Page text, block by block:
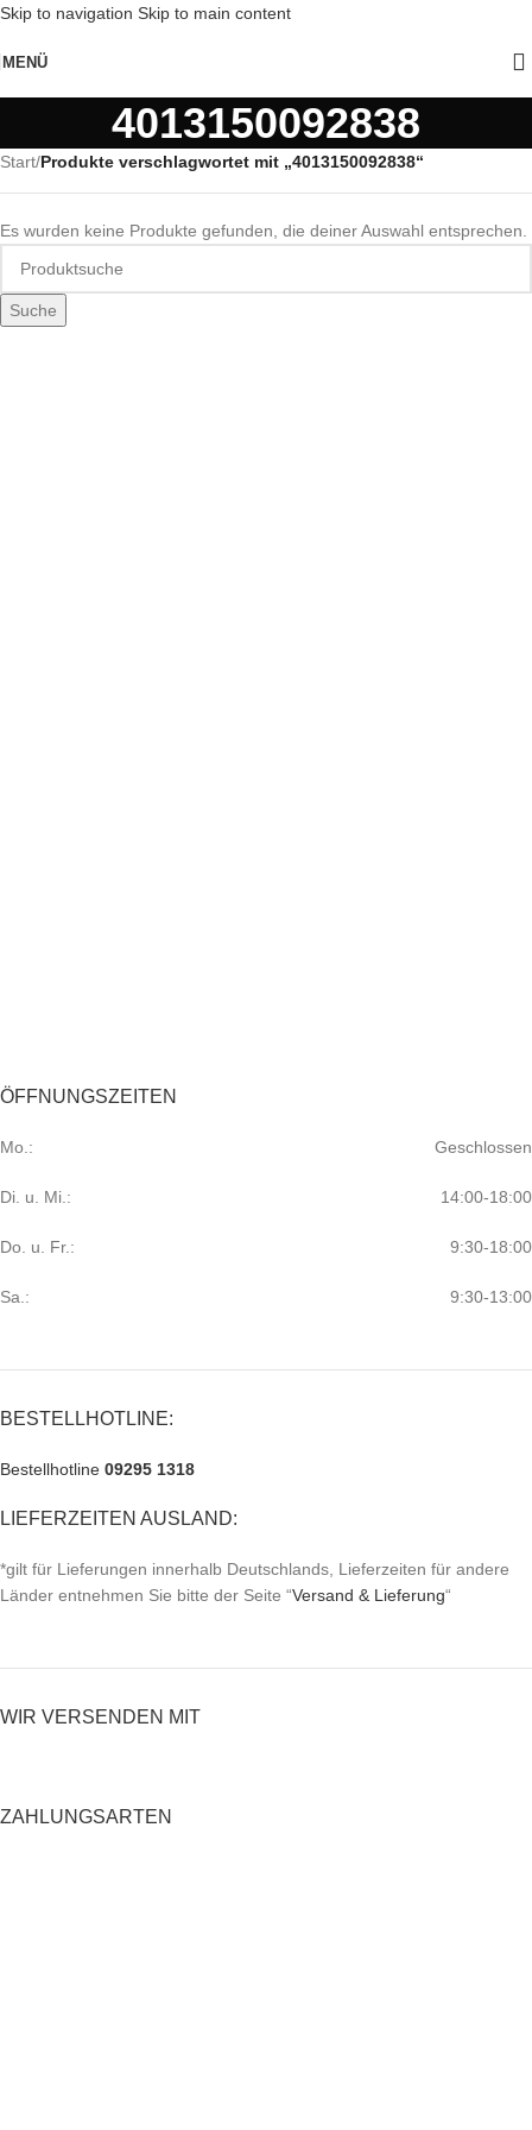
Skip to navigation Skip to main content
MENÜ
4013150092838
Start/Produkte verschlagwortet mit „4013150092838“
Es wurden keine Produkte gefunden, die deiner Auswahl entsprechen.
Suche
ÖFFNUNGSZEITEN
Mo.: Geschlossen
Di. u. Mi.: 14:00-18:00
Do. u. Fr.: 9:30-18:00
Sa.: 9:30-13:00
BESTELLHOTLINE:
Bestellhotline 09295 1318
LIEFERZEITEN AUSLAND:
*gilt für Lieferungen innerhalb Deutschlands, Lieferzeiten für andere
Länder entnehmen Sie bitte der Seite “Versand & Lieferung“
WIR VERSENDEN MIT
ZAHLUNGSARTEN